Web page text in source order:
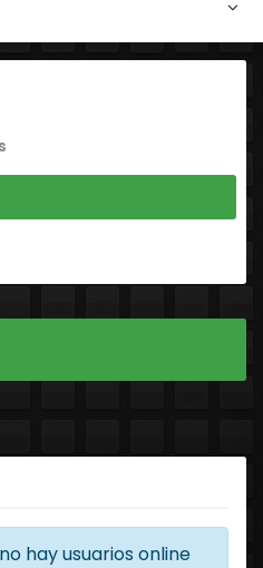
hay usuarios online